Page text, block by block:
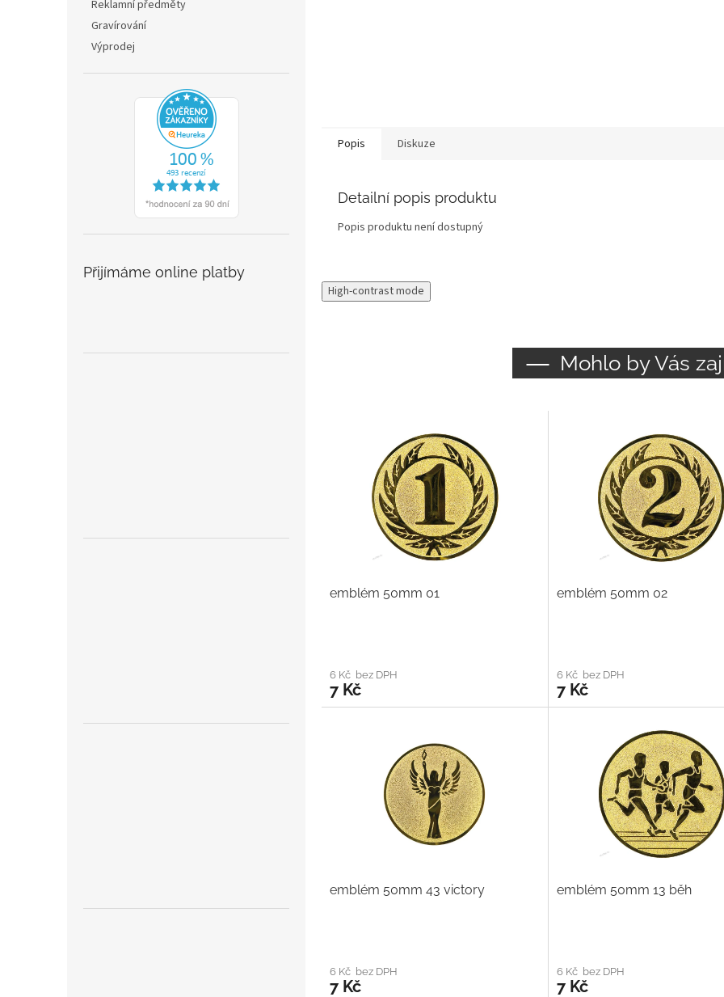
Reklamní předměty
Gravírování
Výprodej
Přijímáme online platby
Popis Diskuze
Detailní popis produktu
Popis produktu není dostupný
High-contrast mode
Mohlo by Vás
emblém 50mm 01
6 Kč bez DPH
7 Kč
emblém 50mm 02
6 Kč bez DPH
7 Kč
emblém 50mm 43 victory
6 Kč bez DPH
7 Kč
emblém 50mm 13 běh
6 Kč bez DPH
7 Kč